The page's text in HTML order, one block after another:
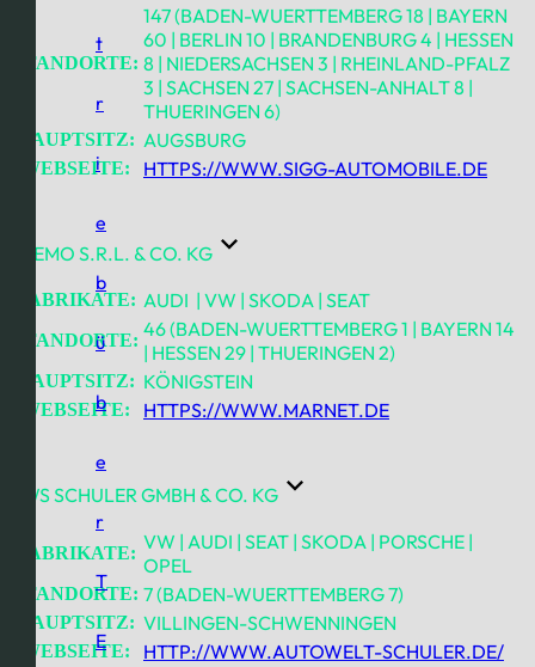
t
r
i
e
b
ü
b
e
r
T
E
STANDORTE:
147 (BADEN-WUERTTEMBERG 18 | BAYERN
60 | BERLIN 10 | BRANDENBURG 4 | HESSEN
8 | NIEDERSACHSEN 3 | RHEINLAND-PFALZ
3 | SACHSEN 27 | SACHSEN-ANHALT 8 |
THUERINGEN 6)
HAUPTSITZ: AUGSBURG
WEBSEITE: HTTPS://WWW.SIGG-AUTOMOBILE.DE
AVEMO S.R.L. & CO. KG
FABRIKATE: AUDI | VW | SKODA | SEAT
STANDORTE: 46 (BADEN-WUERTTEMBERG 1 | BAYERN 14
| HESSEN 29 | THUERINGEN 2)
HAUPTSITZ: KÖNIGSTEIN
WEBSEITE: HTTPS://WWW.MARNET.DE
AWS SCHULER GMBH & CO. KG
FABRIKATE: VW | AUDI | SEAT | SKODA | PORSCHE |
OPEL
STANDORTE: 7 (BADEN-WUERTTEMBERG 7)
HAUPTSITZ: VILLINGEN-SCHWENNINGEN
WEBSEITE: HTTP://WWW.AUTOWELT-SCHULER.DE/